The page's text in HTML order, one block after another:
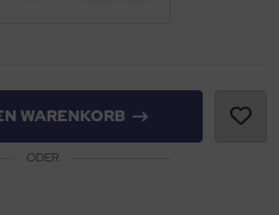
WARENKORB
ODER